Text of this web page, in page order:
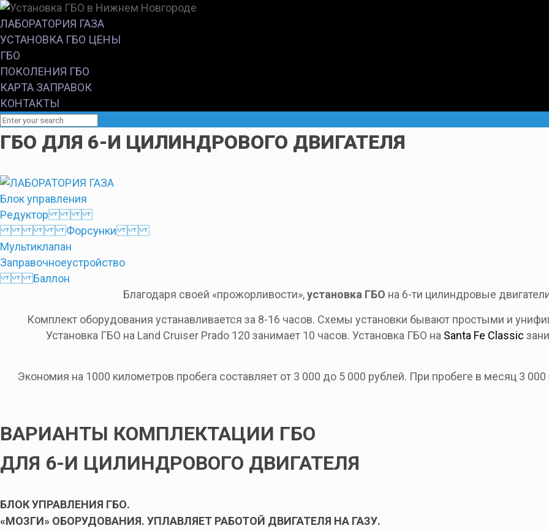
ЛАБОРАТОРИЯ ГАЗА
УСТАНОВКА ГБО ЦЕНЫ
ГБО
ПОКОЛЕНИЯ ГБО
КАРТА ЗАПРАВОК
КОНТАКТЫ
ГБО ДЛЯ 6-И ЦИЛИНДРОВОГО ДВИГАТЕЛЯ
Блок управления
Редуктор
Форсунки
Мультиклапан
Заправочноеустройство
Баллон
Благодаря своей «прожорливости»,установка ГБО на 6-ти цилиндровые
Комплект оборудования устанавливается за 8-16 часов. Схемы установки бывают простыми и
Установка ГБО на Land Cruiser Prado 120 занимает 10 часов. Установка ГБО на Santa Fe Classic
Экономия на 1000 километров пробега составляет от 3 000 до 5 000 рублей. При пробеге в месяц 3
ВАРИАНТЫ КОМПЛЕКТАЦИИ ГБО
ДЛЯ 6-И ЦИЛИНДРОВОГО ДВИГАТЕЛЯ
БЛОК УПРАВЛЕНИЯ ГБО.
«МОЗГИ» ОБОРУДОВАНИЯ. УПЛАВЛЯЕТ РАБОТОЙ ДВИГАТЕЛЯ НА ГАЗУ.